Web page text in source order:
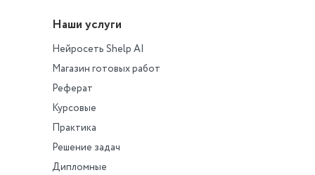
Наши услуги
Нейросеть Shelp AI
Магазин готовых работ
Реферат
Курсовые
Практика
Решение задач
Дипломные